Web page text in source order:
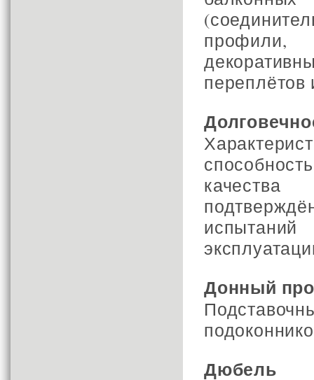
профили,
переплётов
Донный
Дюбель